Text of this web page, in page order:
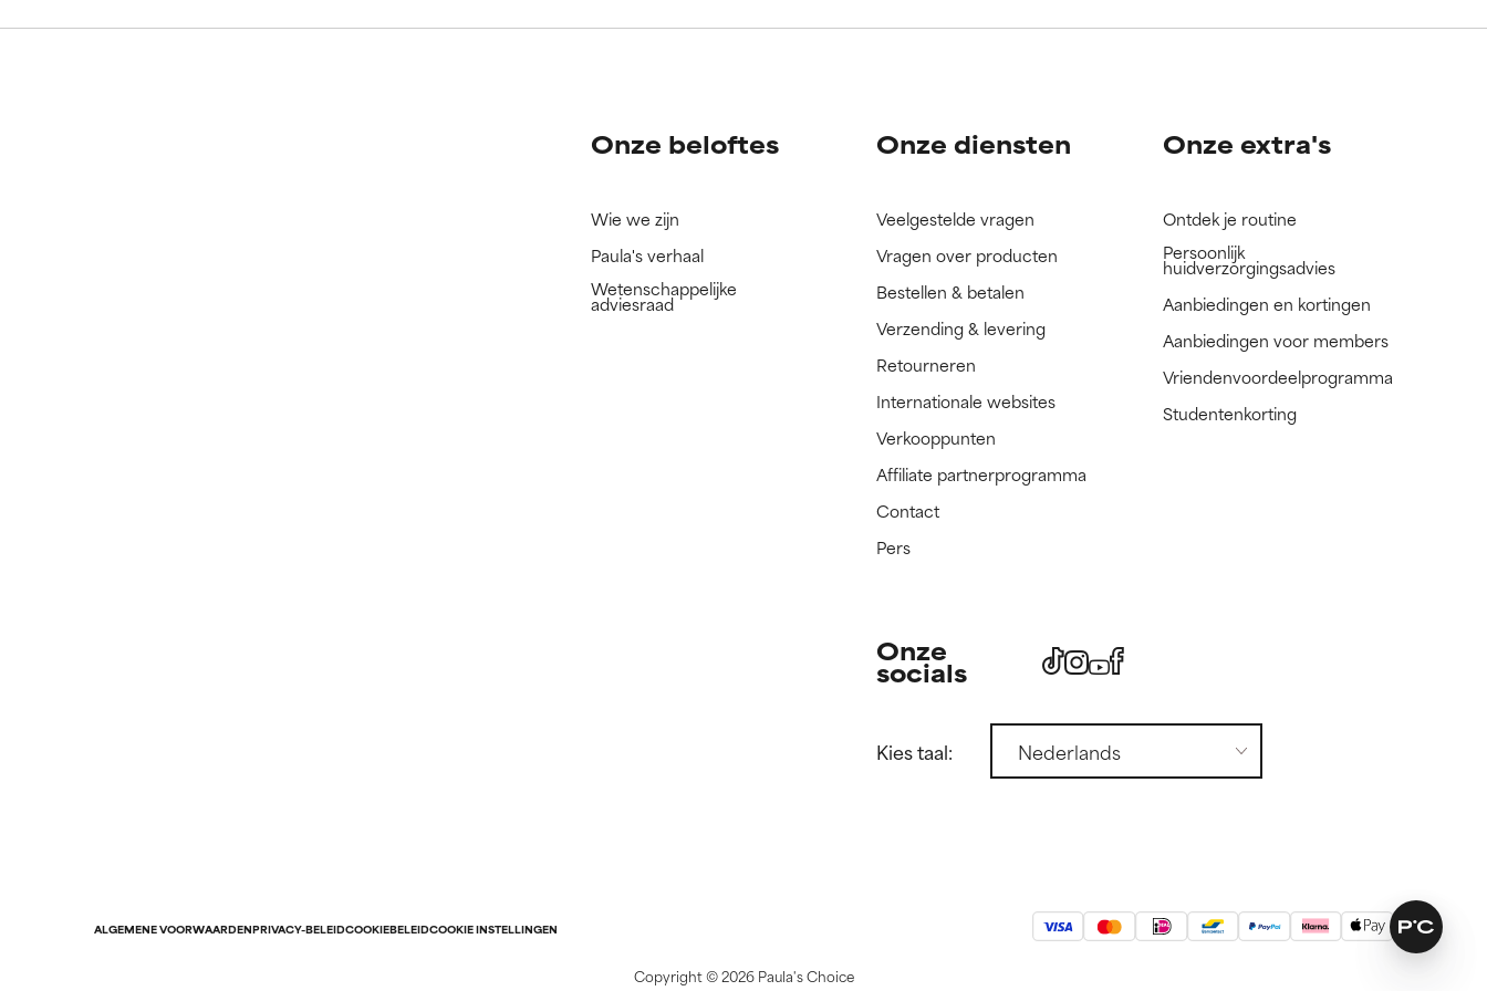
We hebben dit ingrediënt nog niet beoordeeld omdat we het onderzoek ernaar nog niet
We hebben dit ingrediënt nog niet beoordeeld omdat we het onderzoek ernaar nog niet
Onze beloftes
Wie we zijn
Paula's verhaal
Wetenschappelijke
adviesraad
Onze diensten
Veelgestelde vragen
Vragen over producten
Bestellen & betalen
Verzending & levering
Retourneren
Internationale websites
Verkooppunten
Affiliate partnerprogramma
Contact
Pers
Onze extra's
Ontdek je routine
Persoonlijk
huidverzorgingsadvies
Aanbiedingen en kortingen
Aanbiedingen voor members
Vriendenvoordeelprogramma
Studentenkorting
Onze
socials
Kies taal:
ALGEMENE VOORWAARDENPRIVACY-BELEIDCOOKIEBELEIDCOOKIE INSTELLINGEN
Copyright ©2026 Paula's Choice